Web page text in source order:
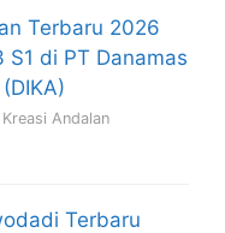
Terbaru 2026
S1 di PT Danamas
Andalan
Terbaru